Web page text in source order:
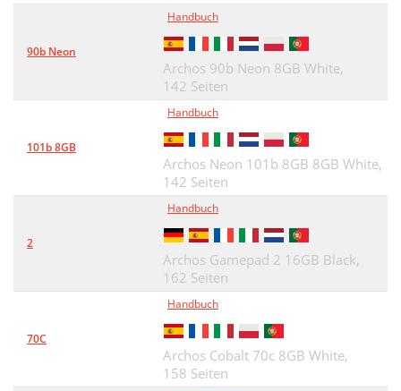
90b Neon
Handbuch
Archos 90b Neon 8GB White,
142 Seiten
101b 8GB
Handbuch
Archos Neon 101b 8GB 8GB White,
142 Seiten
2
Handbuch
Archos Gamepad 2 16GB Black,
162 Seiten
70C
Handbuch
Archos Cobalt 70c 8GB White,
158 Seiten